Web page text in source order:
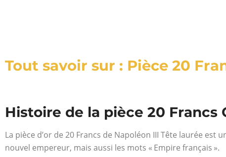
Tout savoir sur : Pièce 20
Histoire de la pièce 20 Francs
La pièce d’or de 20 Francs de Napoléon III Tête laurée
nouvel empereur, mais aussi les mots « Empire français ».